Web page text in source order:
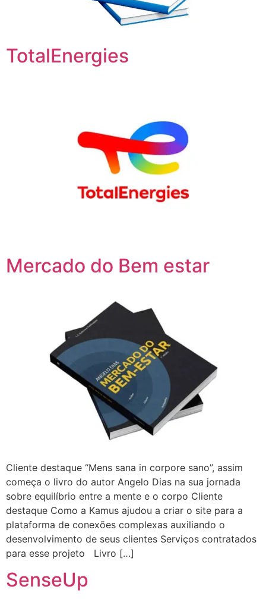
TotalEnergies
Mercado do Bem estar
Cliente destaque “Mens sana in corpore sano”, assim
começa o livro do autor Angelo Dias na sua jornada
sobre equilíbrio entre a mente e o corpo Cliente
destaque Como a Kamus ajudou a criar o site para a
plataforma de conexões complexas auxiliando o
desenvolvimento de seus clientes Serviços contratados
para esse projeto Livro […]
SenseUp